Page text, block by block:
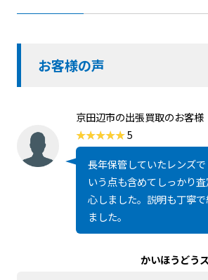
お客様の声
京田辺市の出張買取のお客様
5
長年保管していたレンズ
いう点も含めてしっかり
心しました。説明も丁寧
ました。
かいほうどう